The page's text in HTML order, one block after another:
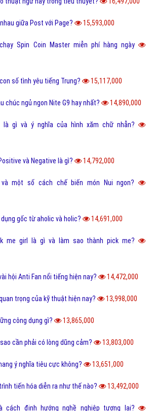
giữa Post với Page? 15,593,000
Spin Coin Master miễn phí hàng ngày
số tình yêu tiếng Trung? 15,117,000
chúc ngủ ngon Nite G9 hay nhất? 14,890,000
là gì và ý nghĩa của hình xăm chữ nhẫn?
và Negative là gì? 14,792,000
một số cách chế biến món Nui ngon?
gốc từ aholic và holic? 14,691,000
me girl là gì và làm sao thành pick me?
hội Anti Fan nổi tiếng hiện nay? 14,472,000
trọng của kỹ thuật hiện nay? 13,998,000
công dụng gì? 13,865,000
cần phải có lòng dũng cảm? 13,803,000
ý nghĩa tiêu cực không? 13,651,000
tiến hóa diễn ra như thế nào? 13,492,000
cách định hướng nghề nghiệp tương lai?